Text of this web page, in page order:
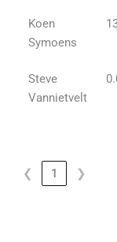
Koen
Symoens
Steve
Vannietvelt
❮ 1 ❯